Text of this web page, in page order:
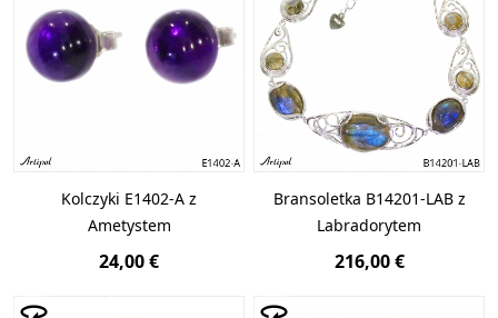
Kolczyki E1402-A z
Ametystem
24,00 €
Bransoletka B14201-LAB z
Labradorytem
216,00 €